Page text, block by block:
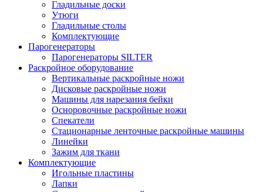
Гладильные доски
Утюги
Гладильные столы
Комплектующие
Парогенераторы
Парогенераторы SILTER
Раскройное оборудование
Вертикальные раскройные ножи
Дисковые раскройные ножи
Машины для нарезания бейки
Осноровочные раскройные ножи
Спекатели
Стационарные ленточные раскройные машины
Линейки
Зажим для ткани
Комплектующие
Игольные пластины
Лапки